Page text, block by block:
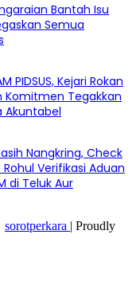
Bantah Isu
Semua
PIDSUS, Kejari Rokan
Komitmen Tegakkan
Akuntabel
Nangkring, Check
Rohul Verifikasi Aduan
di Teluk Aur
sorotperkara | Proudly